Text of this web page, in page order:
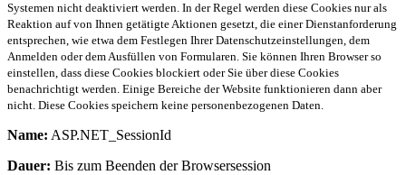
Systemen nicht deaktiviert werden. In der Regel werden diese Cookies nur als
Reaktion auf von Ihnen getätigte Aktionen gesetzt, die einer Dienstanforderung
entsprechen, wie etwa dem Festlegen Ihrer Datenschutzeinstellungen, dem
Anmelden oder dem Ausfüllen von Formularen. Sie können Ihren Browser so
einstellen, dass diese Cookies blockiert oder Sie über diese Cookies
benachrichtigt werden. Einige Bereiche der Website funktionieren dann aber
nicht. Diese Cookies speichern keine personenbezogenen Daten.
Name: ASP.NET_SessionId
Dauer: Bis zum Beenden der Browsersession